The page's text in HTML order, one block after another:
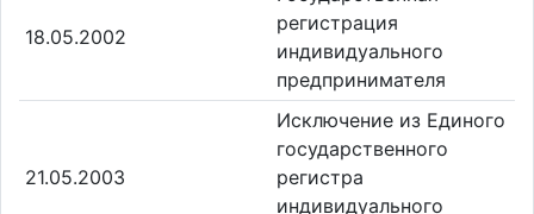
18.05.2002
регистрация
индивидуального
предпринимателя
21.05.2003
Исключение из Единого
государственного
регистра
индивидуального